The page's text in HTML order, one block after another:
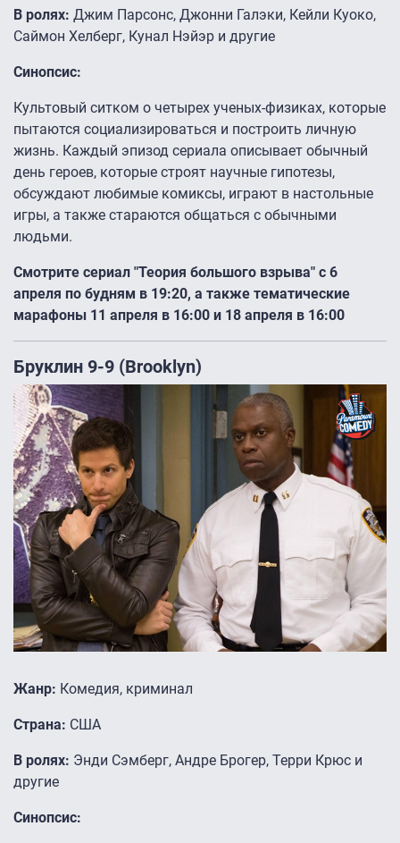
В ролях: Джим Парсонс, Джонни Галэки, Кейли Куоко,
Саймон Хелберг, Кунал Нэйэр и другие
Синопсис:
Культовый ситком о четырех ученых-физиках, которые
пытаются социализироваться и построить личную
жизнь. Каждый эпизод сериала описывает обычный
день героев, которые строят научные гипотезы,
обсуждают любимые комиксы, играют в настольные
игры, а также стараются общаться с обычными
людьми.
Смотрите сериал "Теория большого взрыва" с 6
апреля по будням в 19:20, а также тематические
марафоны 11 апреля в 16:00 и 18 апреля в 16:00
Бруклин 9-9 (Brooklyn)
Жанр: Комедия, криминал
Страна: США
В ролях: Энди Сэмберг, Андре Брогер, Терри Крюс и
другие
Синопсис: